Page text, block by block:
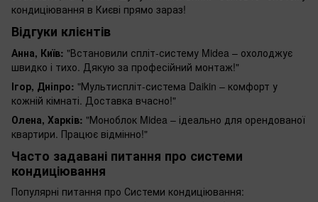
кондиціювання в Києві прямо зараз!
Відгуки клієнтів
Анна, Київ: "Встановили спліт-систему Midea – охолоджує
швидко і тихо. Дякую за професійний монтаж!"
Ігор, Дніпро: "Мультиспліт-система Daikin – комфорт у
кожній кімнаті. Доставка вчасно!"
Олена, Харків: "Моноблок Midea – ідеально для орендованої
квартири. Працює відмінно!"
Часто задавані питання про системи
кондиціювання
Популярні питання про Системи кондиціювання: